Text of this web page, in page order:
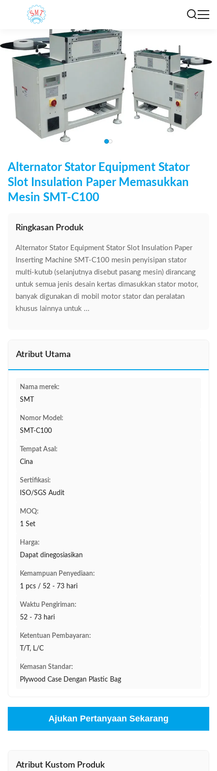
Alternator Stator Equipment Stator
Slot Insulation Paper Memasukkan
Mesin SMT-C100
Ringkasan Produk
Alternator Stator Equipment Stator Slot Insulation Paper
Inserting Machine SMT-C100 mesin penyisipan stator
multi-kutub (selanjutnya disebut pasang mesin) dirancang
untuk semua jenis desain kertas dimasukkan stator motor,
banyak digunakan di mobil motor stator dan peralatan
khusus lainnya untuk ...
Atribut Utama
Nama merek:
SMT
Nomor Model:
SMT-C100
Tempat Asal:
Cina
Sertifikasi:
ISO/SGS Audit
MOQ:
1 Set
Harga:
Dapat dinegosiasikan
Kemampuan Penyediaan:
1 pcs / 52 - 73 hari
Waktu Pengiriman:
52 - 73 hari
Ketentuan Pembayaran:
T/T, L/C
Kemasan Standar:
Plywood Case Dengan Plastic Bag
Ajukan Pertanyaan Sekarang
Atribut Kustom Produk